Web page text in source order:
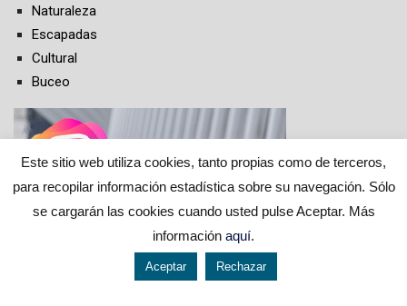
Naturaleza
Escapadas
Cultural
Buceo
644 119 903 976 384 383
Este sitio web utiliza cookies, tanto propias como de terceros,
para recopilar información estadística sobre su navegación. Sólo
se cargarán las cookies cuando usted pulse Aceptar. Más
información aquí.
Aceptar Rechazar